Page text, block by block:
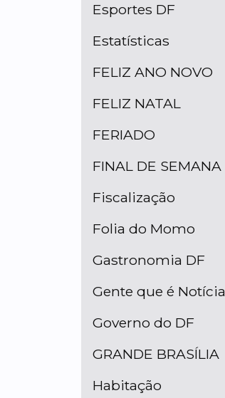
Esportes DF
Estatísticas
FELIZ ANO NOVO
FELIZ NATAL
FERIADO
FINAL DE SEMANA
Fiscalização
Folia do Momo
Gastronomia DF
Gente que é Notícia
Governo do DF
GRANDE BRASÍLIA
Habitação